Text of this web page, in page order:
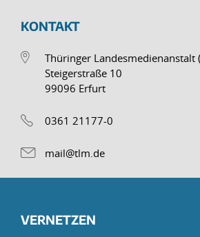
KONTAKT
Thüringer Landesmedienanstalt
Steigerstraße 10
99096 Erfurt
0361 21177-0
mail@tlm.de
VERNETZEN